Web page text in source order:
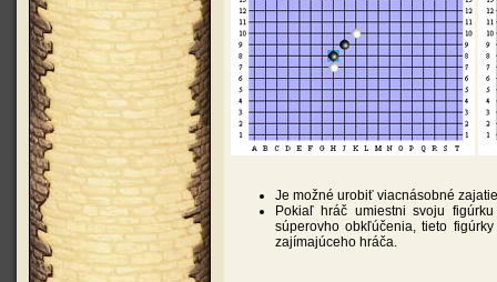
Je možné urobiť viacnásobné
Pokiaľ hráč umiestni svoju
súperovho obkľúčenia, tieto
zajímajúceho hráča.